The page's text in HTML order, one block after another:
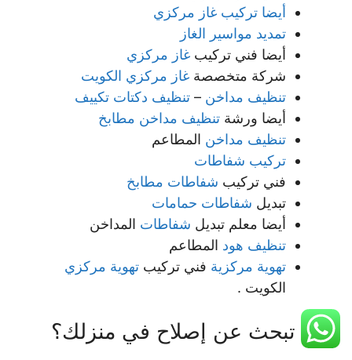
أيضا تركيب غاز مركزي
تمديد مواسير الغاز
أيضا فني تركيب غاز مركزي
شركة متخصصة غاز مركزي الكويت
تنظيف مداخن – تنظيف دكتات تكييف
أيضا ورشة تنظيف مداخن مطابخ
تنظيف مداخن المطاعم
تركيب شفاطات
فني تركيب شفاطات مطابخ
تبديل شفاطات حمامات
أيضا معلم تبديل شفاطات المداخن
تنظيف هود المطاعم
تهوية مركزية فني تركيب تهوية مركزي
الكويت .
هل تبحث عن إصلاح في منزلك؟